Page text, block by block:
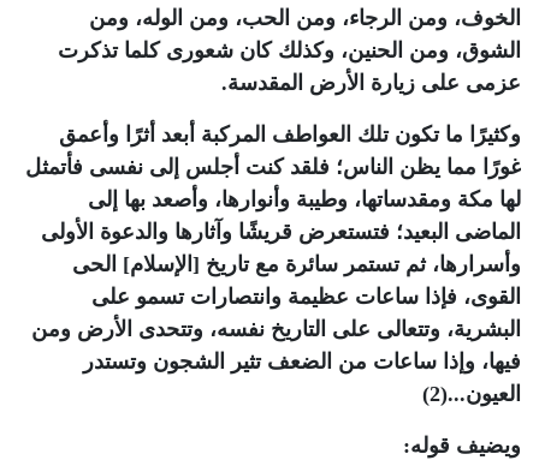
الخوف، ومن الرجاء، ومن الحب، ومن الوله، ومن
الشوق، ومن الحنين، وكذلك كان شعورى كلما تذكرت
عزمى على زيارة الأرض المقدسة.
وكثيرًا ما تكون تلك العواطف المركبة أبعد أثرًا وأعمق
غورًا مما يظن الناس؛ فلقد كنت أجلس إلى نفسى فأتمثل
لها مكة ومقدساتها، وطيبة وأنوارها، وأصعد بها إلى
الماضى البعيد؛ فتستعرض قريشًا وآثارها والدعوة الأولى
وأسرارها، ثم تستمر سائرة مع تاريخ [الإسلام] الحى
القوى، فإذا ساعات عظيمة وانتصارات تسمو على
البشرية، وتتعالى على التاريخ نفسه، وتتحدى الأرض ومن
فيها، وإذا ساعات من الضعف تثير الشجون وتستدر
العيون...(2)
ويضيف قوله: